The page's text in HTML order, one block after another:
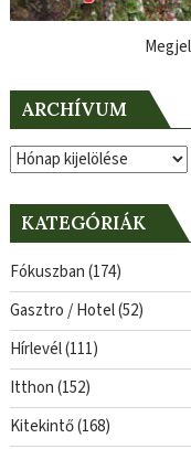
ARCHÍVUM
Archívum
KATEGÓRIÁK
Fókuszban(174)
Gasztro / Hotel(52)
Hírlevél(111)
Itthon(152)
Kitekintő(168)